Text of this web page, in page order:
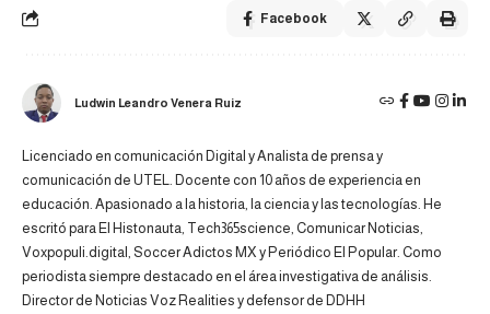
Facebook
Ludwin Leandro Venera Ruiz
Licenciado en comunicación Digital y Analista de prensa y
comunicación de UTEL. Docente con 10 años de experiencia en
educación. Apasionado a la historia, la ciencia y las tecnologías. He
escritó para El Histonauta, Tech365science, Comunicar Noticias,
Voxpopuli.digital, Soccer Adictos MX y Periódico El Popular. Como
periodista siempre destacado en el área investigativa de análisis.
Director de Noticias Voz Realities y defensor de DDHH